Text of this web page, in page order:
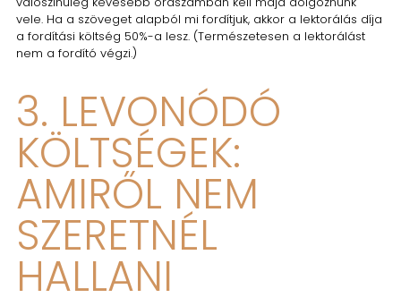
vele. Ha a szöveget alapból mi fordítjuk, akkor a lektorálás díja
a fordítási költség 50%-a lesz. (Természetesen a lektorálást
nem a fordító végzi.)
3. LEVONÓDÓ
KÖLTSÉGEK:
AMIRŐL NEM
SZERETNÉL
HALLANI